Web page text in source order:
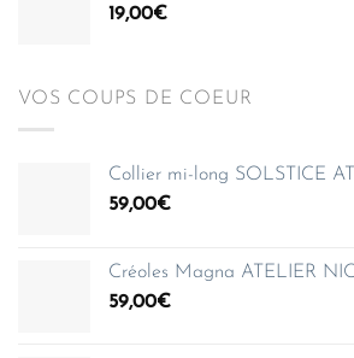
19,00€
VOS COUPS DE COEUR
Collier mi-long SOLSTICE
59,00€
Créoles Magna ATELIER
59,00€